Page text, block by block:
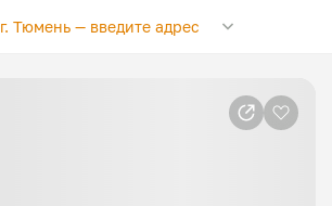
г. Тюмень — введите адрес